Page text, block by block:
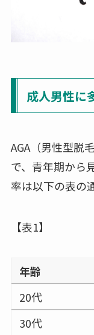
成人男性に
AGA（男性型脱
で、青年期から
率は以下の表の
【表1】
年齢
20代
30代